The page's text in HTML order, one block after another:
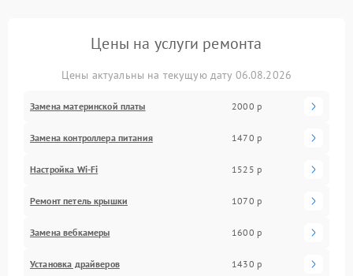
Цены на услуги ремонта
Цены актуальны на текущую дату 06.08.2026
Замена материнской платы 2000 р
Замена контроллера питания 1470 р
Настройка Wi-Fi 1525 р
Ремонт петель крышки 1070 р
Замена вебкамеры 1600 р
Установка драйверов 1430 р